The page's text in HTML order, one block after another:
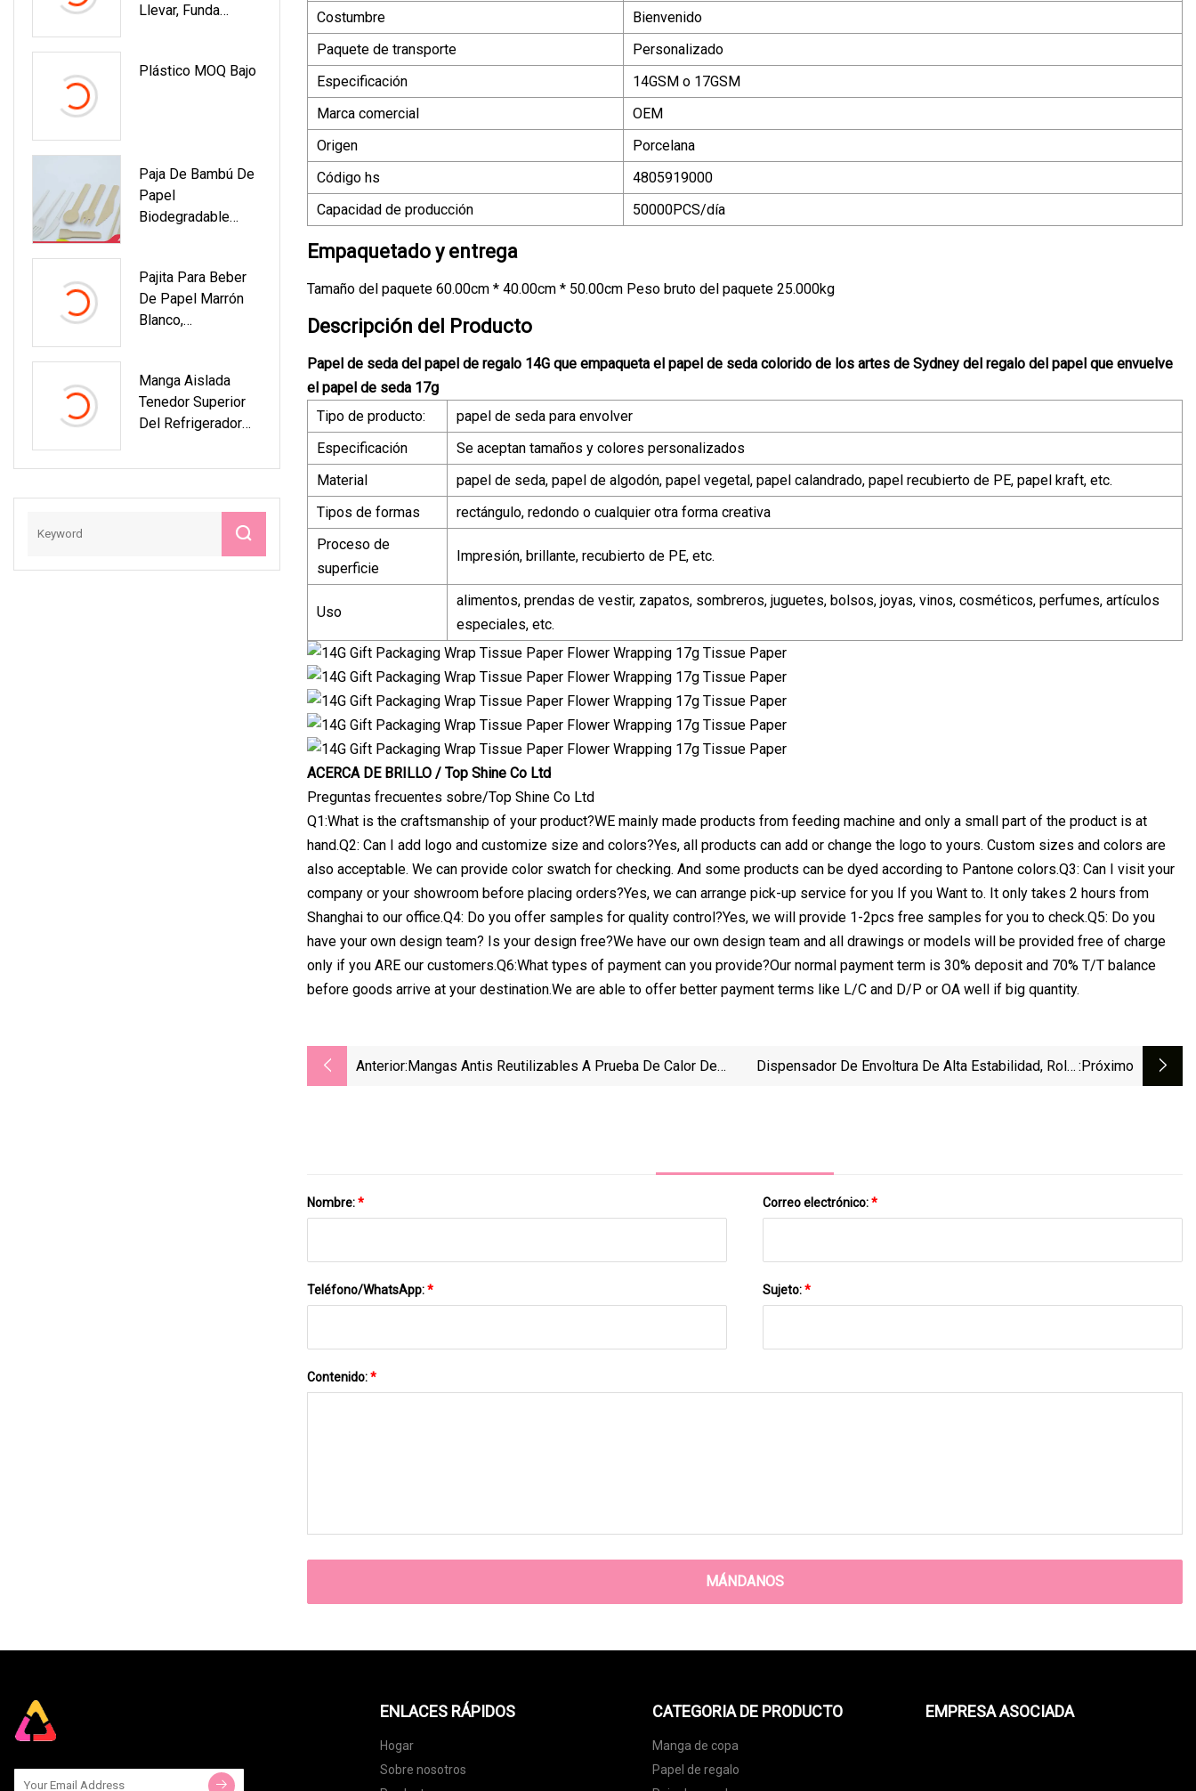
Llevar, Funda
Caliente
Plástico MOQ Bajo
Paja De Bambú De
Papel
Biodegradable
La Paja De Beber
Pajita Para Beber
De Papel Marrón
Blanco,
Personalizada, Al
Por Mayor, De
Fábrica De China
Manga Aislada
Tenedor Superior
Del Refrigerador
Vino Del Neopreno
Costumbre
Bienvenido
Paquete de transporte
Personalizado
Especificación
14GSM o 17GSM
Marca comercial
OEM
Origen
Porcelana
Código hs
4805919000
Capacidad de producción
50000PCS/día
Empaquetado y entrega
Tamaño del paquete 60.00cm * 40.00cm * 50.00cm Peso bruto del paquete 25.000kg
Descripción del Producto
Papel de seda del papel de regalo 14G que empaqueta el papel de seda colorido de los artes de Sydney del regalo del papel que envuelve
el papel de seda 17g
Tipo de producto:
papel de seda para envolver
Especificación
Se aceptan tamaños y colores personalizados
Material
papel de seda, papel de algodón, papel vegetal, papel calandrado, papel recubierto de PE, papel kraft, etc.
Tipos de formas
rectángulo, redondo o cualquier otra forma creativa
Proceso de
superficie
Impresión, brillante, recubierto de PE, etc.
Uso
alimentos, prendas de vestir, zapatos, sombreros, juguetes, bolsos, joyas, vinos, cosméticos, perfumes, artículos
especiales, etc.
ACERCA DE BRILLO / Top Shine Co Ltd
Preguntas frecuentes sobre/Top Shine Co Ltd
Q1:What is the craftsmanship of your product?WE mainly made products from feeding machine and only a small part of the product is at
hand.Q2: Can I add logo and customize size and colors?Yes, all products can add or change the logo to yours. Custom sizes and colors are
also acceptable. We can provide color swatch for checking. And some products can be dyed according to Pantone colors.Q3: Can I visit your
company or your showroom before placing orders?Yes, we can arrange pick-up service for you If you Want to. It only takes 2 hours from
Shanghai to our office.Q4: Do you offer samples for quality control?Yes, we will provide 1-2pcs free samples for you to check.Q5: Do you
have your own design team? Is your design free?We have our own design team and all drawings or models will be provided free of charge
only if you ARE our customers.Q6:What types of payment can you provide?Our normal payment term is 30% deposit and 70% T/T balance
before goods arrive at your destination.We are able to offer better payment terms like L/C and D/P or OA well if big quantity.
Anterior:Mangas Antis Reutilizables A Prueba De Calor De
Dispensador De Envoltura De Alta Estabilidad, Rollo :próximo
Nombre:* Correo electrónico:*
Teléfono/WhatsApp:* Sujeto:*
Contenido:*
MÁNDANOS
ENLACES RÁPIDOS
Hogar
Sobre nosotros
CATEGORIA DE PRODUCTO
Manga de copa
Papel de regalo
EMPRESA ASOCIADA